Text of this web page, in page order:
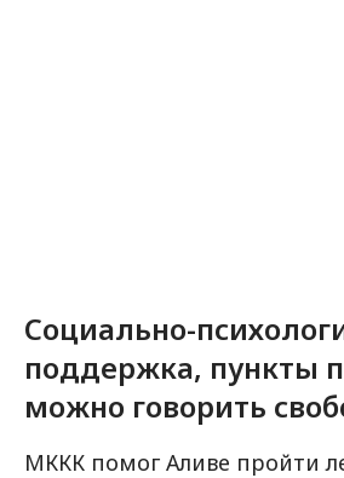
Социально-
поддержка, пункты
можно говорить
МККК помог Аливе пройти